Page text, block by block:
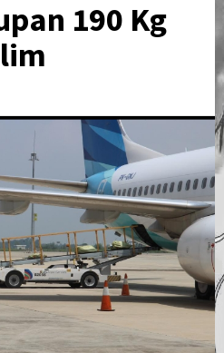
190 Kg